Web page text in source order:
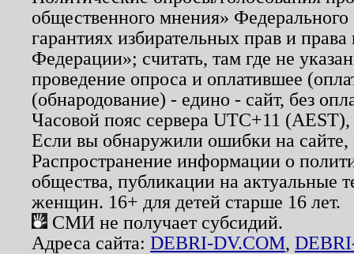
общественного мнения»
гарантиях избирательных прав и
Федерации»; считать, там где не
проведение опроса и оплатившее
(обнародование) - едино - сайт, без
Часовой пояс сервера UTC+11
Если вы обнаружили ошибки на
Распространение информации о
общества, публикации на актуальные
женщин. 16+ для детей старше 16 лет.
СМИ не получает субсидий.
Адреса сайта: DEBRI-DV.COM,